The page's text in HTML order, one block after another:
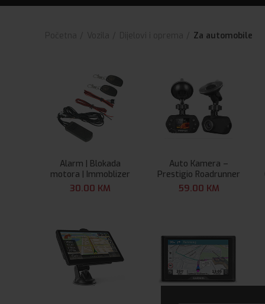
Za automobile
Alarm | Blokada
motora | Immoblizer
30.00 KM
Auto Kamera –
Prestigio Roadrunner
140
59.00 KM